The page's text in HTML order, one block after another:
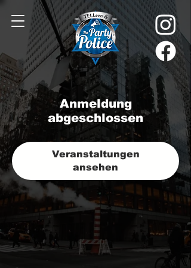
Anmeldung
abgeschlossen
Veranstaltungen
ansehen